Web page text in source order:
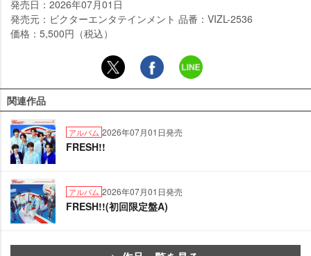
発売日：2026年07月01日
発売元：ビクターエンタテインメント 品番：VIZL-2536
価格：5,500円（税込）
関連作品
アルバム 2026年07月01日発売
FRESH!!
アルバム 2026年07月01日発売
FRESH!!(初回限定盤A)